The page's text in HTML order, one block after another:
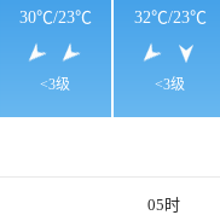
30℃/23℃
<3级
32℃/23℃
<3级
05时